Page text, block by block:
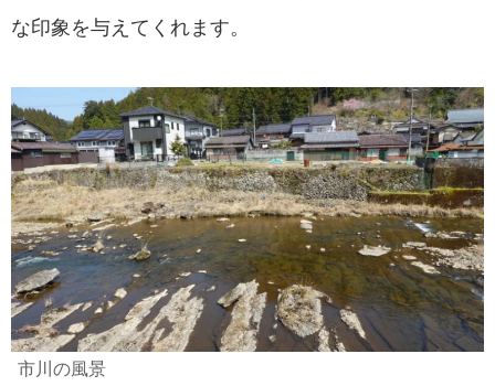
な印象を与えてくれます。
市川の風景